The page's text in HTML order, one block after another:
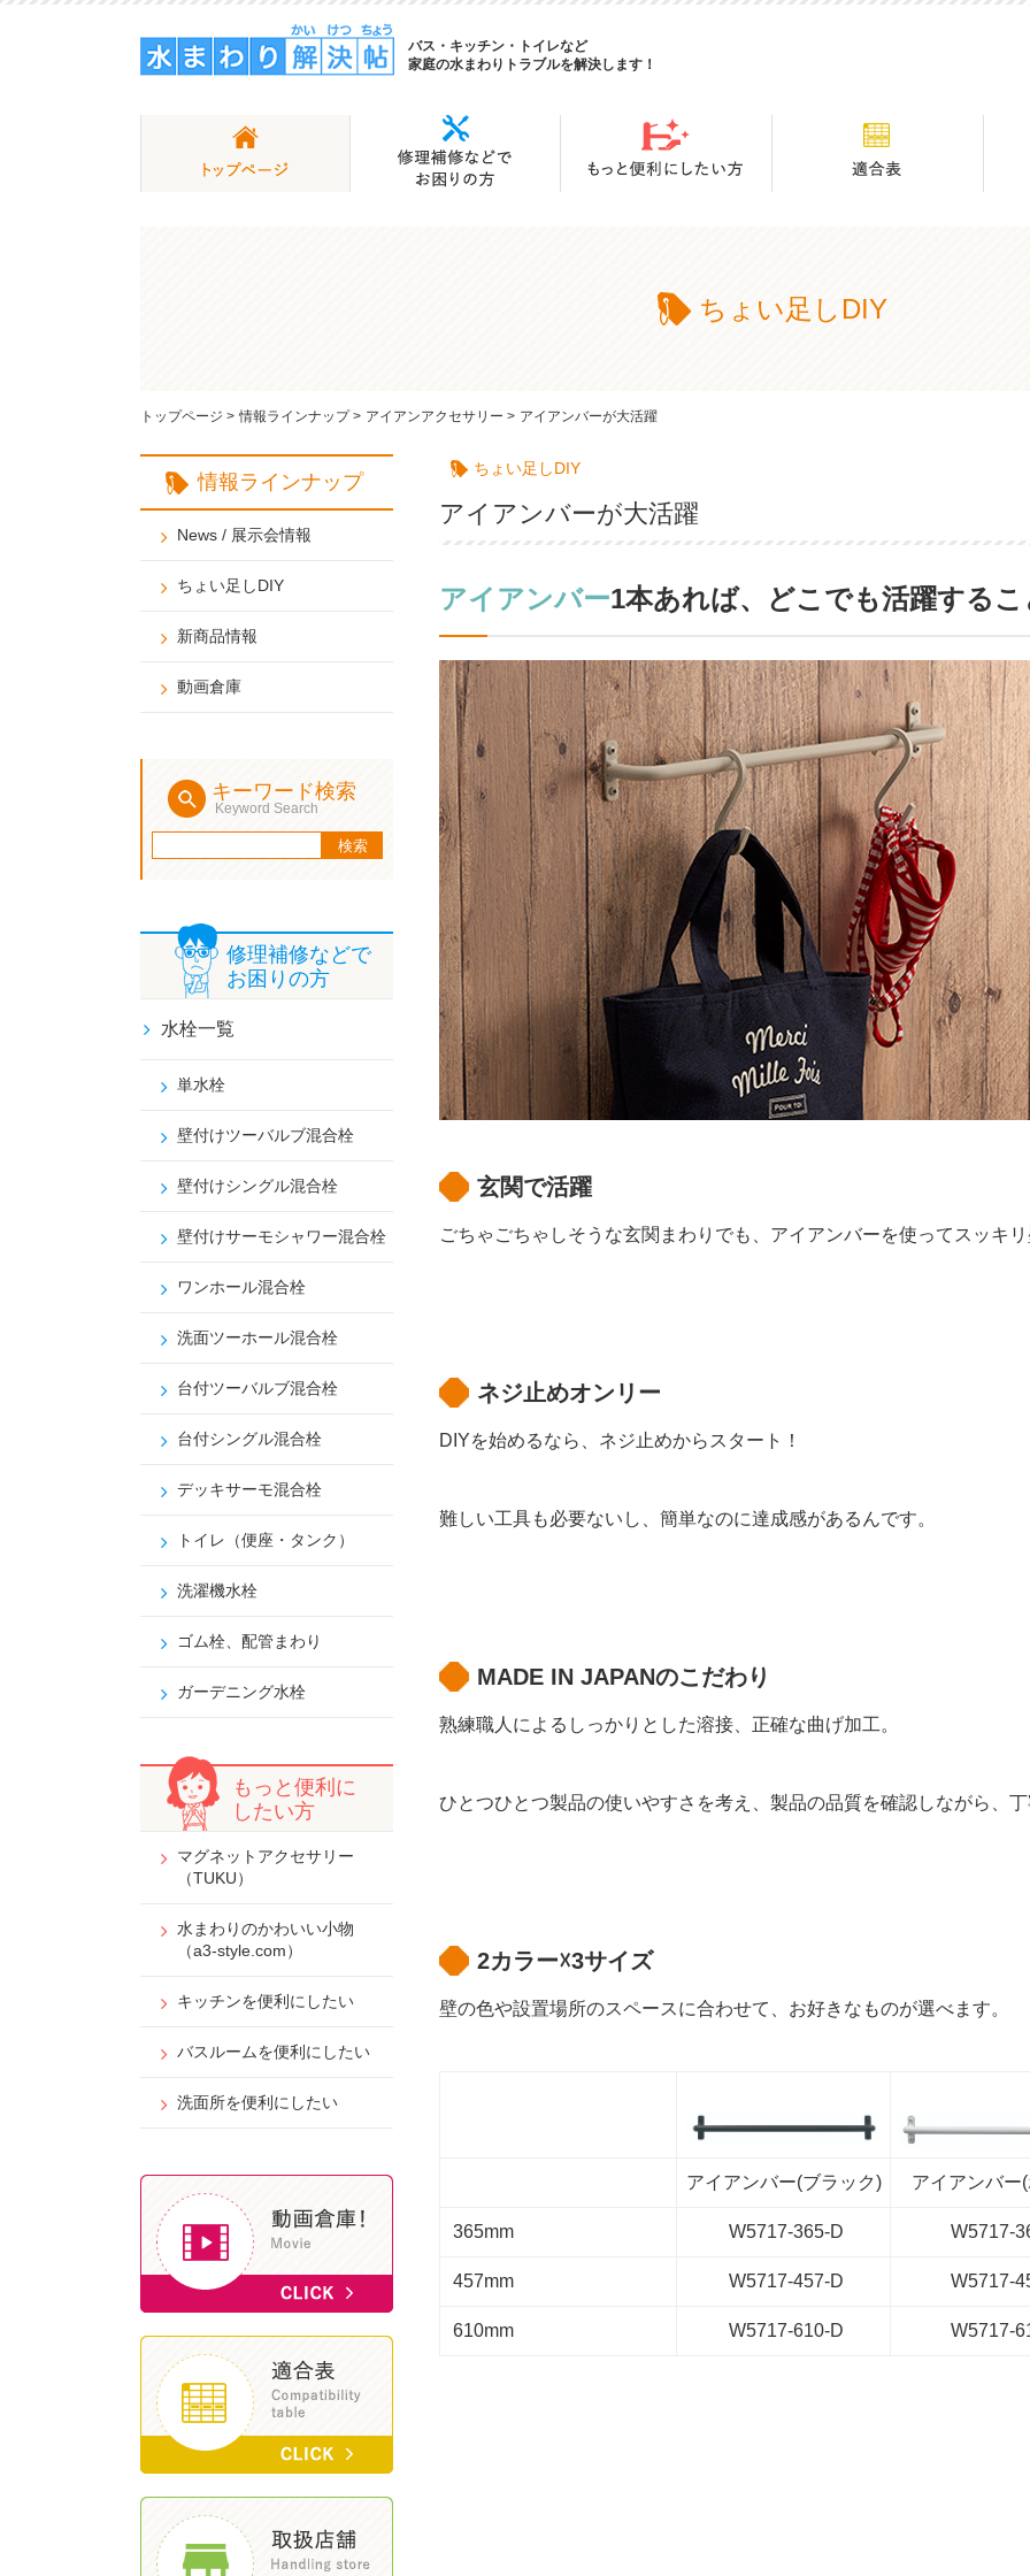
バス・キッチン・トイレなど
家庭の水まわりトラブルを解決します！
ちょい足しDIY
トップページ > 情報ラインナップ> アイアンアクセサリー > アイアンバーが大活躍
ちょい足しDIY
アイアンバーが大活躍
アイアンバー1本あれば、どこでも活躍するこ
玄関で活躍
ごちゃごちゃしそうな玄関まわりでも、アイアンバーを使ってスッキリ
ネジ止めオンリー
DIYを始めるなら、ネジ止めからスタート！
難しい工具も必要ないし、簡単なのに達成感があるんです。
MADE IN JAPANのこだわり
熟練職人によるしっかりとした溶接、正確な曲げ加工。
ひとつひとつ製品の使いやすさを考え、製品の品質を確認しながら、丁
2カラー☓3サイズ
壁の色や設置場所のスペースに合わせて、お好きなものが選べます。
アイアンバー(ブラック) アイアンバー
365mm W5717-365-D W5717-
457mm W5717-457-D W5717-
610mm W5717-610-D W5717-
情報ラインナップ
News / 展示会情報
ちょい足しDIY
新商品情報
動画倉庫
キーワード検索
Keyword Search
修理補修などで
お困りの方
水栓一覧
単水栓
壁付けツーバルブ混合栓
壁付けシングル混合栓
壁付けサーモシャワー混合栓
ワンホール混合栓
洗面ツーホール混合栓
台付ツーバルブ混合栓
台付シングル混合栓
デッキサーモ混合栓
トイレ（便座・タンク）
洗濯機水栓
ゴム栓、配管まわり
ガーデニング水栓
もっと便利に
したい方
マグネットアクセサリー
（TUKU）
水まわりのかわいい小物
（a3-style.com）
キッチンを便利にしたい
バスルームを便利にしたい
洗面所を便利にしたい